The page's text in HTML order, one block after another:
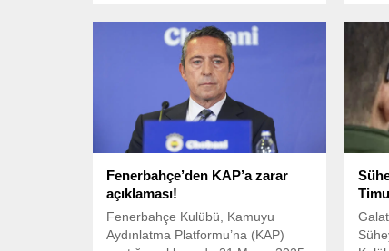
ekiplerinden Wuhan Three
Towns’ta forma giyen 29 yaşındaki
futbolcu ile 1,5 yıllık sözleşme
imzalandı. Joca, kariyerine
Portekiz’de Braga, Tondela, Rio Ave
ve Leixoes gibi takımlarda devam
etti. ...
Los
Fenerbahçe’den KAP’a zarar
açıklaması!
Fenerbahçe Kulübü, Kamuyu
Aydınlatma Platformu’na (KAP)